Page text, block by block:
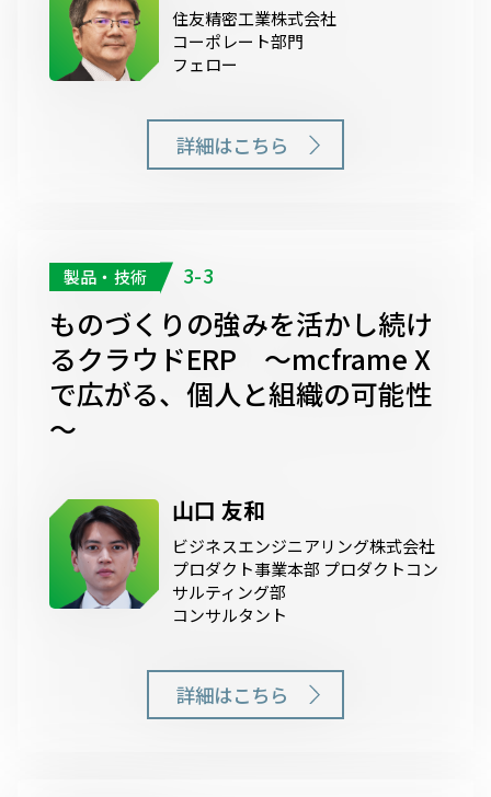
住友精密工業株式会社
コーポレート部門
フェロー
詳細はこちら
製品・技術 3-3
ものづくりの強みを活かし続け
るクラウドERP ～mcframe X
で広がる、個人と組織の可能性
～
山口 友和
ビジネスエンジニアリング株式会社
プロダクト事業本部 プロダクトコン
サルティング部
コンサルタント
詳細はこちら